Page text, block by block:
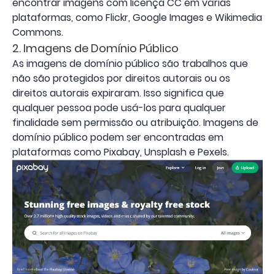
plataformas, como Flickr, Google Images e Wikimedia
Commons.
2. Imagens de Domínio Público
As imagens de domínio público são trabalhos que
não são protegidos por direitos autorais ou os
direitos autorais expiraram. Isso significa que
qualquer pessoa pode usá-los para qualquer
finalidade sem permissão ou atribuição. Imagens de
domínio público podem ser encontradas em
plataformas como Pixabay, Unsplash e Pexels.